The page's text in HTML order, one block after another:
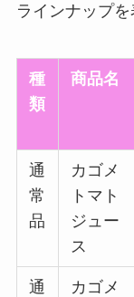
ラインナップ
種
類
商品名
通
常
品
カゴメ
トマト
ジュー
ス
通
カゴメ